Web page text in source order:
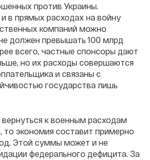
против Украины.
в прямых расходах на войну
компаний можно
должен превышать 100 млрд
всего, частные спонсоры дают
но их расходы совершаются
и связаны с
государства лишь
вернуться к военным расходам
то экономия составит примерно
Этой суммы может и не
федерального дефицита. За